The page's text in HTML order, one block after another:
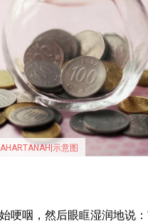
示意图
哽咽，然后眼眶湿润地说